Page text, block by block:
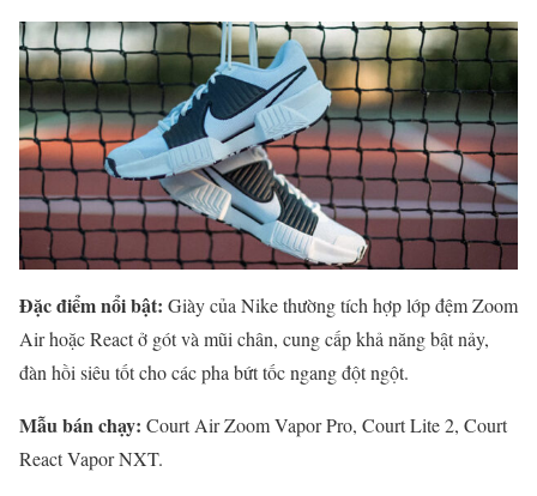
Đặc điểm nổi bật: Giày của Nike thường tích hợp lớp đệm Zoom
Air hoặc React ở gót và mũi chân, cung cấp khả năng bật nảy,
đàn hồi siêu tốt cho các pha bứt tốc ngang đột ngột.
Mẫu bán chạy: Court Air Zoom Vapor Pro, Court Lite 2, Court
React Vapor NXT.